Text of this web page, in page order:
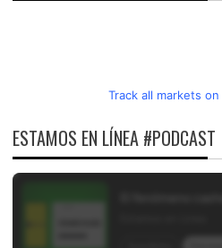
Track all markets
ESTAMOS EN LÍNEA #PODCAST